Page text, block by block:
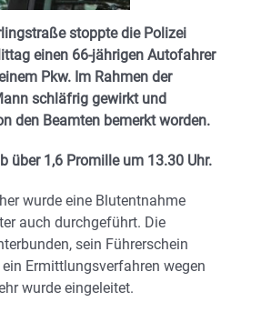
stoppte die Polizei
einen 66-jährigen Autofahrer
Pkw. Im Rahmen der
schläfrig gewirkt und
den Beamten bemerkt worden.
über 1,6 Promille um 13.30 Uhr.
wurde eine Blutentnahme
auch durchgeführt. Die
sein Führerschein
Ermittlungsverfahren wegen
wurde eingeleitet.